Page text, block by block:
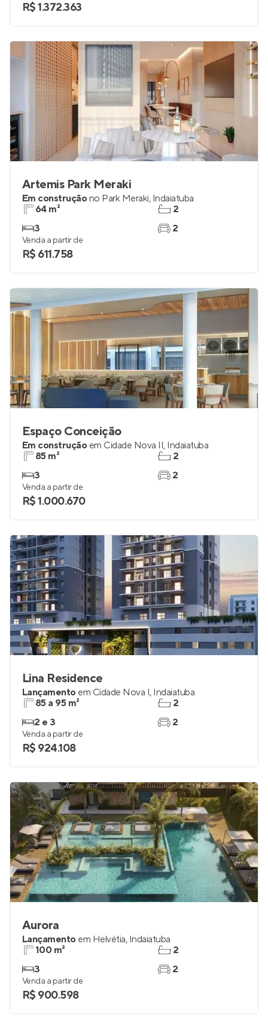
R$ 1.372.363
Artemis Park Meraki
Em construçãono Park Meraki, Indaiatuba
64 m²
3
2
2
Venda a partir de
R$ 611.758
Espaço Conceição
Em construção em Cidade Nova II, Indaiatuba
85 m²
3
2
2
Venda a partir de
R$ 1.000.670
Lina Residence
Lançamento em Cidade Nova I, Indaiatuba
85 a 95 m²
2 e 3
2
2
Venda a partir de
R$ 924.108
Aurora
Lançamento em Helvétia, Indaiatuba
100 m²
3
2
2
Venda a partir de
R$ 900.598